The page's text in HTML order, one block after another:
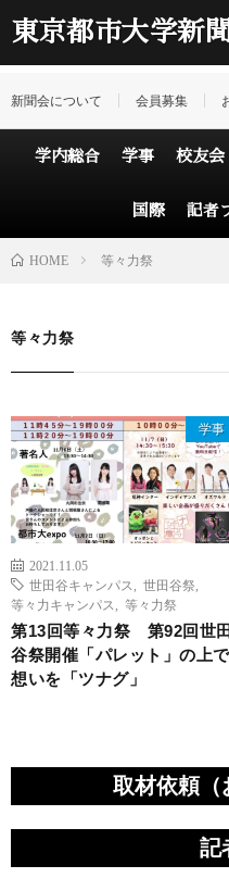
東京都市大学新聞
新聞会について 会員募集
学内総合 学事 校友会
国際 記者
HOME 等々力祭
等々力祭
学事
2021.11.05
世田谷キャンパス
世田谷祭
等々力キャンパス
等々力祭
第13回等々力祭 第92回世田
谷祭開催「パレット」の上で
想いを「ツナグ」
取材依頼（
記